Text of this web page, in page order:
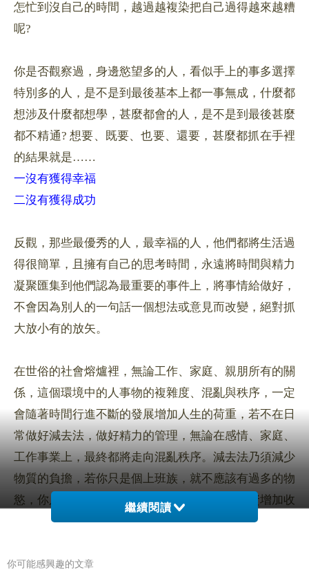
怎忙到沒自己的時間，越過越複染把自己過得越來越糟
呢?
你是否觀察過，身邊慾望多的人，看似手上的事多選擇
特別多的人，是不是到最後基本上都一事無成，什麼都
想涉及什麼都想學，甚麼都會的人，是不是到最後甚麼
都不精通?想要、既要、也要、還要，甚麼都抓在手裡
的結果就是……
一沒有獲得幸福
二沒有獲得成功
反觀，那些最優秀的人，最幸福的人，他們都將生活過
得很簡單，且擁有自己的思考時間，永遠將時間與精力
凝聚匯集到他們認為最重要的事件上，將事情給做好，
不會因為別人的一句話一個想法或意見而改變，絕對抓
大放小有的放矢。
在世俗的社會熔爐裡，無論工作、家庭、親朋所有的關
係，這個環境中的人事物的複雜度、混亂與秩序，一定
會隨著時間行進不斷的發展增加人生的荷重，若不在日
常做好減去法，做好精力的管理，無論在感情、家庭、
工作事業上，最終都將走向混亂秩序。減去法乃須減少
物質的負擔，若你只是個上班族，就不應該有過多的物
慾，你只能節流與規劃，或創造第二專長或投資增加收
入來源，而擁有自己的事業者，他們可能少於節流，但
繼續閱讀
你可能感興趣的文章